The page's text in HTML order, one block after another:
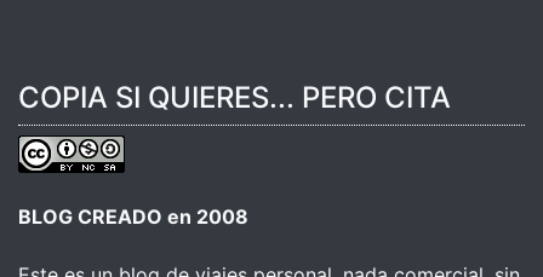
COPIA SI QUIERES... PERO CITA
BLOG CREADO en 2008